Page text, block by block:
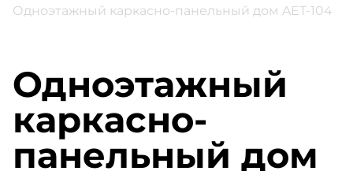
Одноэтажный каркасно-панельный дом AET-104
Одноэтажный
каркасно-
панельный дом